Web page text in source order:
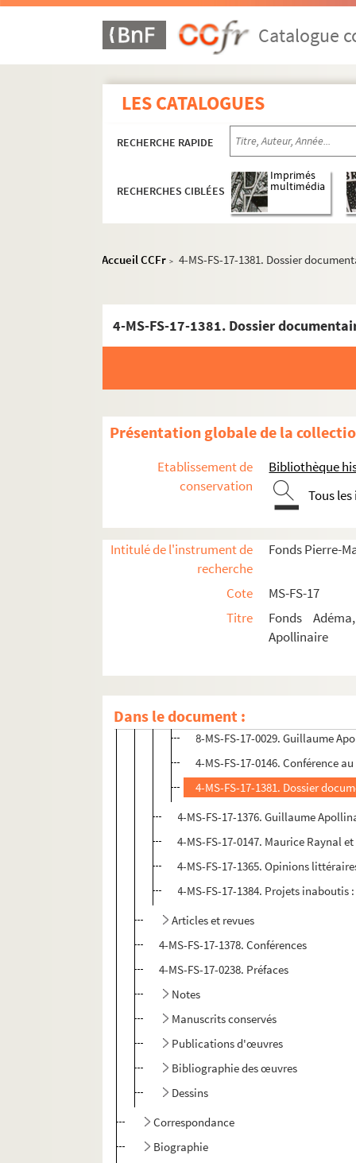
Catalogue
LES CATALOGUES
RECHERCHE RAPIDE
RECHERCHES CIBLÉES
Imprimés
multimédia
Accueil CCFr > 4-MS-FS-17-1381. Dossier
4-MS-FS-17-1381. Dossier
Présentation globale de la
Etablissement de
conservation
Bibliothèque
Tous
Intitulé de l'instrument de
recherche
Fonds Pierre-
Cote
MS-FS-17
Titre
Fonds
Apollinaire
Dans le document :
Œuvres
Théâtre
Critique d'art
4-MS-FS-17-1379. Guillaume
4-MS-FS-17-0138. Guillaume
Guillaume Apollinaire. "Feu
4-MS-FS-17-1383. Guillaume
4-MS-FS-17-0139. Guillaume
4-MS-FS-17-0145. Guillaume
8-MS-FS-17-0029. Guillaume
4-MS-FS-17-0146. Conférence
4-MS-FS-17-1381. Dossier
4-MS-FS-17-1376. Guillaume
4-MS-FS-17-0147. Maurice Raynal
4-MS-FS-17-1365. Opinions
4-MS-FS-17-1384. Projets
Articles et revues
4-MS-FS-17-1378. Conférences
4-MS-FS-17-0238. Préfaces
Notes
Manuscrits conservés
Publications d'œuvres
Bibliographie des œuvres
Dessins
Correspondance
Biographie